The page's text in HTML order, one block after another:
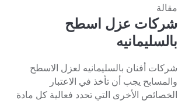
مقالة
شركات عزل اسطح
بالسليمانيه
شركات أفنان بالسليمانيه لعزل الاسطح
والمسابح يجب أن تأخذ في الاعتبار
الخصائص الأخرى التي تحدد فعالية كل مادة